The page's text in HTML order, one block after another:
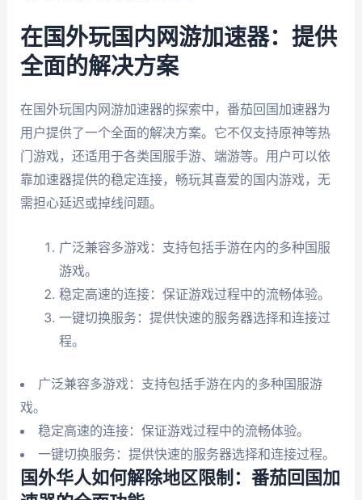
在国外玩国内网游加速器：提供
全面的解决方案
在国外玩国内网游加速器的探索中，番茄回国加速器为
用户提供了一个全面的解决方案。它不仅支持原神等热
门游戏，还适用于各类国服手游、端游等。用户可以依
靠加速器提供的稳定连接，畅玩其喜爱的国内游戏，无
需担心延迟或掉线问题。
广泛兼容多游戏：支持包括手游在内的多种国服
游戏。
稳定高速的连接：保证游戏过程中的流畅体验。
一键切换服务：提供快速的服务器选择和连接过
程。
广泛兼容多游戏：支持包括手游在内的多种国服游
戏。
稳定高速的连接：保证游戏过程中的流畅体验。
一键切换服务：提供快速的服务器选择和连接过程。
国外华人如何解除地区限制：番茄回国加